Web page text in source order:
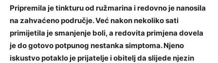
Pripremila je tinkturu od ružmarina i redovno je nanosila
na zahvaćeno područje. Već nakon nekoliko sati
primijetila je smanjenje boli, a redovita primjena dovela
je do gotovo potpunog nestanka simptoma. Njeno
iskustvo potaklo je prijatelje i obitelj da slijede njezin